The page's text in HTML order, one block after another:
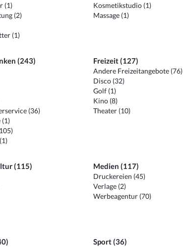
(1)
(2)
(1)
Kosmetikstudio (1)
Massage (1)
(243)
(36)
(1)
Freizeit (127)
Andere Freizeitangebote (76)
Disco (32)
Golf (1)
Kino (8)
Theater (10)
(115) Medien (117)
Druckereien (45)
Verlage (2)
Werbeagentur (70)
Sport (36)